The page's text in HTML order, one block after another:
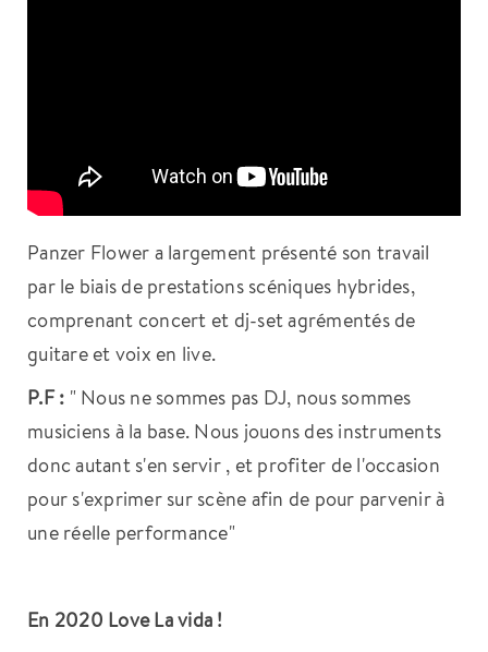
Panzer Flower a largement présenté son travail
par le biais de prestations scéniques hybrides,
comprenant concert et dj-set agrémentés de
guitare et voix en live.
P.F : " Nous ne sommes pas DJ, nous sommes
musiciens à la base. Nous jouons des instruments
donc autant s'en servir , et profiter de l'occasion
pour s'exprimer sur scène afin de pour parvenir à
une réelle performance"
En 2020 Love La vida !